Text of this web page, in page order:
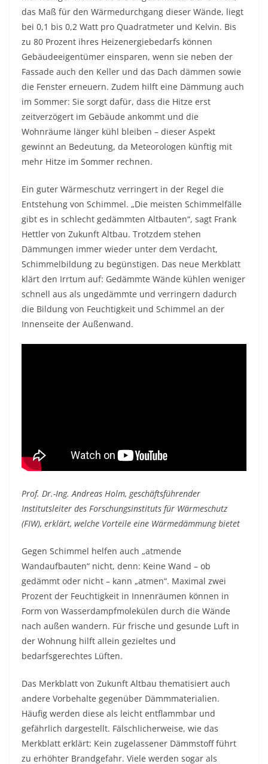
das Maß für den Wärmedurchgang dieser Wände, liegt
bei 0,1 bis 0,2 Watt pro Quadratmeter und Kelvin. Bis
zu 80 Prozent ihres Heizenergiebedarfs können
Gebäudeeigentümer einsparen, wenn sie neben der
Fassade auch den Keller und das Dach dämmen sowie
die Fenster erneuern. Zudem hilft eine Dämmung auch
im Sommer: Sie sorgt dafür, dass die Hitze erst
zeitverzögert im Gebäude ankommt und die
Wohnräume länger kühl bleiben – dieser Aspekt
gewinnt an Bedeutung, da Meteorologen künftig mit
mehr Hitze im Sommer rechnen.
Ein guter Wärmeschutz verringert in der Regel die
Entstehung von Schimmel. „Die meisten Schimmelfälle
gibt es in schlecht gedämmten Altbauten“, sagt Frank
Hettler von Zukunft Altbau. Trotzdem stehen
Dämmungen immer wieder unter dem Verdacht,
Schimmelbildung zu begünstigen. Das neue Merkblatt
klärt den Irrtum auf: Gedämmte Wände kühlen weniger
schnell aus als ungedämmte und verringern dadurch
die Bildung von Feuchtigkeit und Schimmel an der
Innenseite der Außenwand.
Prof. Dr.-Ing. Andreas Holm, geschäftsführender
Institutsleiter des Forschungsinstituts für Wärmeschutz
(FIW), erklärt, welche Vorteile eine Wärmedämmung bietet
Gegen Schimmel helfen auch „atmende
Wandaufbauten“ nicht, denn: Keine Wand – ob
gedämmt oder nicht – kann „atmen“. Maximal zwei
Prozent der Feuchtigkeit in Innenräumen können in
Form von Wasserdampfmolekülen durch die Wände
nach außen wandern. Für frische und gesunde Luft in
der Wohnung hilft allein gezieltes und
bedarfsgerechtes Lüften.
Das Merkblatt von Zukunft Altbau thematisiert auch
andere Vorbehalte gegenüber Dämmmaterialien.
Häufig werden diese als leicht entflammbar und
gefährlich dargestellt. Fälschlicherweise, wie das
Merkblatt erklärt: Kein zugelassener Dämmstoff führt
zu erhöhter Brandgefahr. Viele werden sogar als